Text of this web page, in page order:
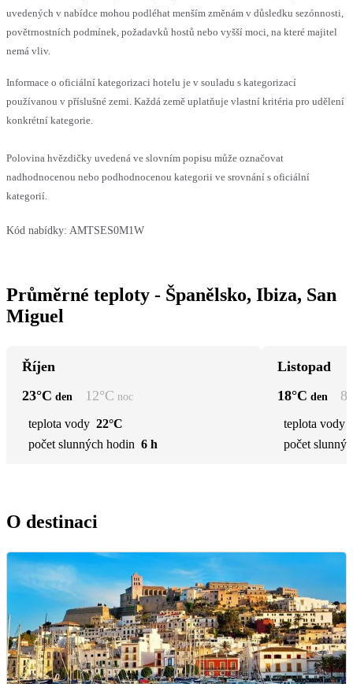
uvedených v nabídce mohou podléhat menším změnám v důsledku sezónnosti,
povětrnostních podmínek, požadavků hostů nebo vyšší moci, na které majitel
nemá vliv.
Informace o oficiální kategorizaci hotelu je v souladu s kategorizací
používanou v příslušné zemi. Každá země uplatňuje vlastní kritéria pro udělení
konkrétní kategorie.
Polovina hvězdičky uvedená ve slovním popisu může označovat
nadhodnocenou nebo podhodnocenou kategorii ve srovnání s oficiální
kategorií.
Kód nabídky: AMTSES0M1W
Průměrné teploty - Španělsko, Ibiza, San
Miguel
Říjen
23°C den 12°C noc
teplota vody 22°C
počet slunných hodin 6 h
Listopad
18°C den 8
teplota vody
počet
O destinaci